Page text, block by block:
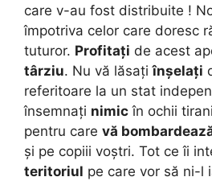
care v-au fost distribuite !
împotriva celor care doresc
tuturor. Profitați de acest
târziu. Nu vă lăsațiînșelați
referitoare la un stat
însemnați nimic în ochii
pentru care vă
și pe copiii voștri. Tot ce îi
teritoriul pe care vor să ni-l